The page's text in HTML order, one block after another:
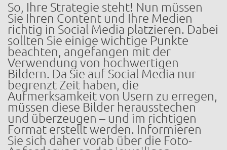
So, Ihre Strategie steht! Nun müssen
Sie Ihren Content und Ihre Medien
richtig in Social Media platzieren. Dabei
sollten Sie einige wichtige Punkte
beachten, angefangen mit der
Verwendung von hochwertigen
Bildern. Da Sie auf Social Media nur
begrenzt Zeit haben, die
Aufmerksamkeit von Usern zu erregen,
müssen diese Bilder herausstechen
und überzeugen – und im richtigen
Format erstellt werden. Informieren
Sie sich daher vorab über die Foto-